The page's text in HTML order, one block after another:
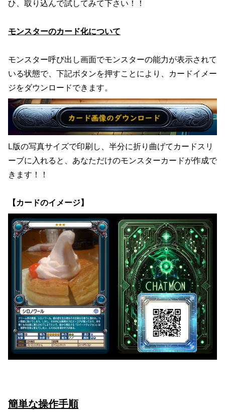
ひ、取り込んで試してみて下さい！！
モンスターのカード化について
モンスター呼び出し画面でモンスターの能力が表示されて
いる状態で、下記ボタンを押すことにより、カードイメー
ジをダウンロードできます。
L版の写真サイズで印刷し、半分に折り曲げてカードスリ
ーブに入れると、あなただけのモンスターカードが作成で
きます！！
【カードのイメージ】
簡単な操作手順